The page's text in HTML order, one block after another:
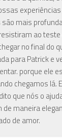
experiências
mais
ao teste
no final do
para Patrick e
porque ele
chegamos lá.
que nós o
maneira
de amor.